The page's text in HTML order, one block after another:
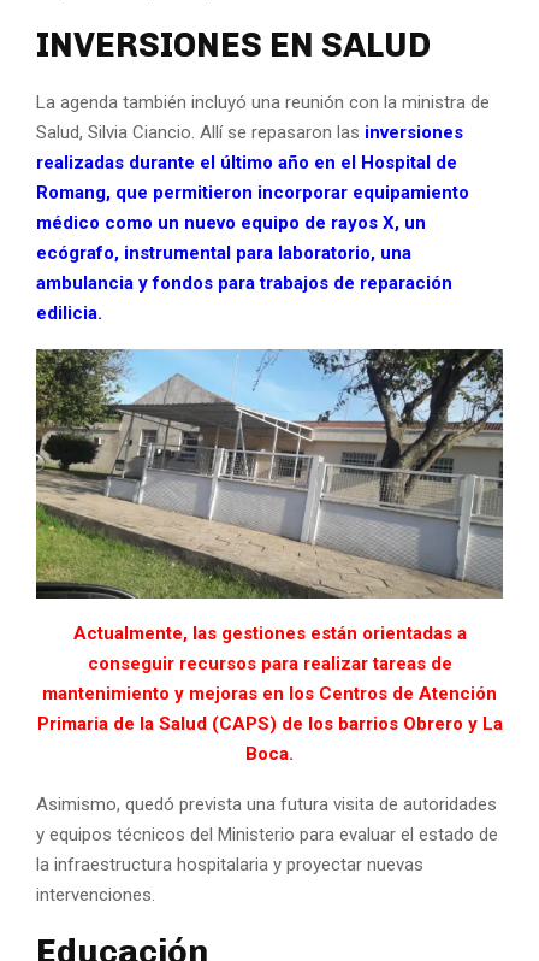
INVERSIONES EN SALUD
La agenda también incluyó una reunión con la ministra de
Salud, Silvia Ciancio. Allí se repasaron las inversiones
realizadas durante el último año en el Hospital de
Romang, que permitieron incorporar equipamiento
médico como un nuevo equipo de rayos X, un
ecógrafo, instrumental para laboratorio, una
ambulancia y fondos para trabajos de reparación
edilicia.
Actualmente, las gestiones están orientadas a
conseguir recursos para realizar tareas de
mantenimiento y mejoras en los Centros de Atención
Primaria de la Salud (CAPS) de los barrios Obrero y La
Boca.
Asimismo, quedó prevista una futura visita de autoridades
y equipos técnicos del Ministerio para evaluar el estado de
la infraestructura hospitalaria y proyectar nuevas
intervenciones.
Educación